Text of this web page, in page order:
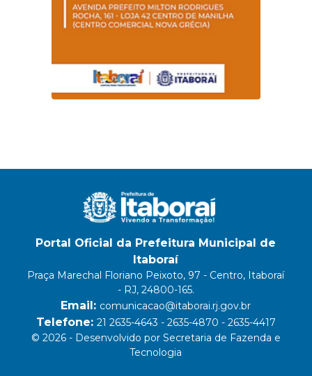
Portal Oficial da Prefeitura Municipal de
Itaboraí
Praça Marechal Floriano Peixoto, 97 - Centro, Itaboraí
- RJ, 24800-165.
Email: comunicacao@itaborai.rj.gov.br
Telefone: 21 2635-4643 - 2635-4870 - 2635-4417
© 2026 - Desenvolvido por Secretaria de Fazenda e
Tecnologia